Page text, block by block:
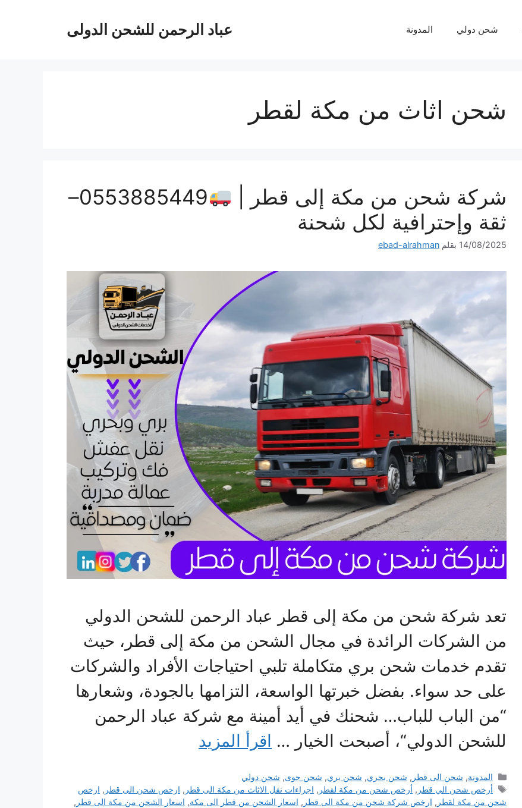
عباد الرحمن للشحن الدولى شحن دولي المدونة
شحن اثاث من مكة لقطر
شركة شحن من مكة إلى قطر |
0553885449–
ثقة وإحترافية لكل شحنة
14/08/2025 بقلم ebad-alrahman
تعد شركة شحن من مكة إلى قطر عباد الرحمن للشحن الدولي
من الشركات الرائدة في مجال الشحن من مكة إلى قطر، حيث
تقدم خدمات شحن بري متكاملة تلبي احتياجات الأفراد والشركات
على حد سواء. بفضل خبرتها الواسعة، التزامها بالجودة، وشعارها
“من الباب للباب… شحنك في أيد أمينة مع شركة عباد الرحمن
للشحن الدولي“، أصبحت الخيار … اقرأ المزيد
التصنيفات
المدونة, شحن الى قطر , شحن بحري, شحن بري, شحن جوى, شحن دولي
الوسوم
أرخص شحن الي قطر , أرخص شحن من مكة لقطر , اجراءات نقل الاثاث من مكة الى قطر , ارخص شحن الى قطر , ارخص
شحن من مكة لقطر , ارخص شركة شحن من مكة الى قطر , اسعار الشحن من قطر الى مكة, اسعار الشحن من مكة الى قطر ,